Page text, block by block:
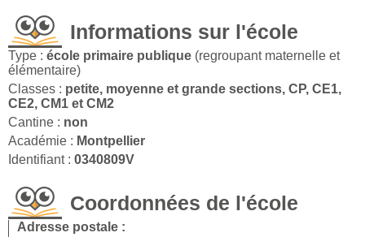
Informations sur l'école
Type : école primaire publique (regroupant maternelle et
élémentaire)
Classes : petite, moyenne et grande sections, CP, CE1,
CE2, CM1 et CM2
Cantine : non
Académie : Montpellier
Identifiant : 0340809V
Coordonnées de l'école
Adresse postale :